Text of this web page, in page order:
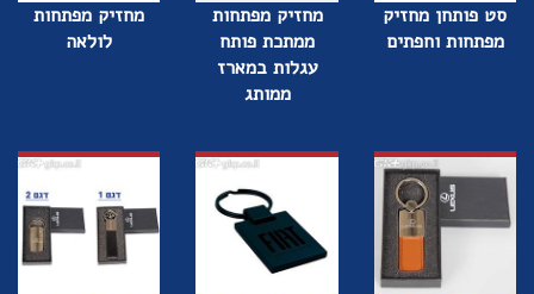
סט פותחן מחזיק
מפתחות וחפתים
מחזיק מפתחות
ממתכת פותח
עגלות במארז
ממותג
מחזיק מפתחות
לולאה